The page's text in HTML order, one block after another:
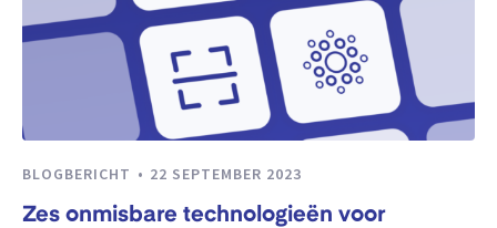
BLOGBERICHT 22 SEPTEMBER 2023
Zes onmisbare technologieën voor